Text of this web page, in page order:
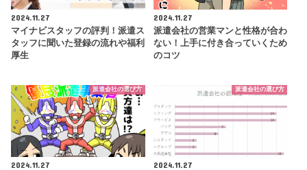
2024.11.27
マイナビスタッフの評判！派遣ス
タッフに聞いた登録の流れや福利
厚生
2024.11.27
派遣会社の営業マンと性格が合わ
ない！上手に付き合っていくため
のコツ
派遣会社の選び方
2024.11.27
派遣会社の選び方
2024.11.27